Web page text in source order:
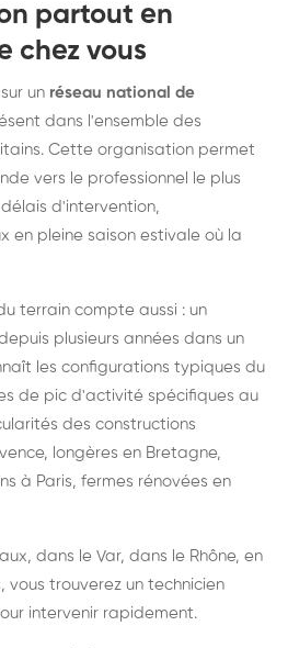
partout en
chez vous
un réseau national de
dans l'ensemble des
Cette organisation permet
vers le professionnel le plus
d'intervention,
en pleine saison estivale où la
terrain compte aussi : un
plusieurs années dans un
les configurations typiques du
de pic d'activité spécifiques au
des constructions
longères en Bretagne,
à Paris, fermes rénovées en
dans le Var, dans le Rhône, en
vous trouverez un technicien
intervenir rapidement.